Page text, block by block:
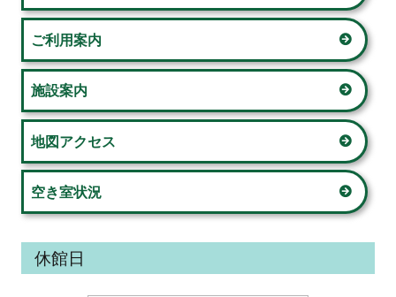
ド
バ
ー
ご利用案内
施設案内
地図アクセス
空き室状況
休館日